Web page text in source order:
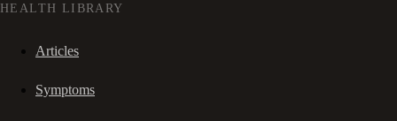
HEALTH LIBRARY
Articles
Symptoms